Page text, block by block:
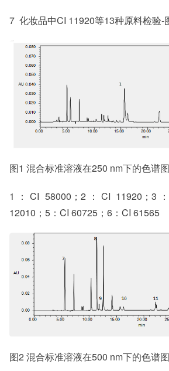
7 化妆品中CI 11920等13种原料检验-
图1 混合标准溶液在250 nm下的色谱图
1：CI 58000；2：CI 11920；3
12010；5：CI 60725；6：CI 61565
图2 混合标准溶液在500 nm下的色谱图